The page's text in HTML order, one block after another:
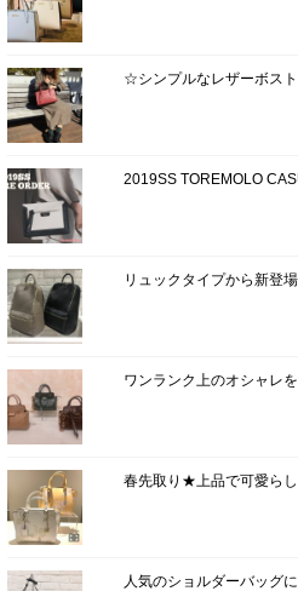
☆シンプルなレザーボス
2019SS TOREMOLO
リュックタイプから新登場
ワンランク上のオシャレ
春先取り★上品で可愛ら
人気のショルダーバッグ